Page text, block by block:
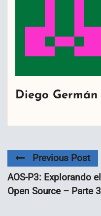
Diego Germán
Previous Post
AOS-P3: Explorando
Open Source – Parte 3